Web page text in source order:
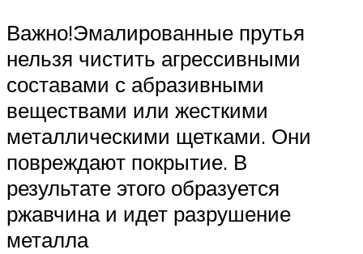
Важно!Эмалированные прутья
нельзя чистить агрессивными
составами с абразивными
веществами или жесткими
металлическими щетками. Они
повреждают покрытие. В
результате этого образуется
ржавчина и идет разрушение
металла